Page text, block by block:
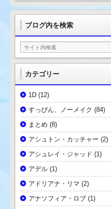
ブログ内を検索
カテゴリー
1D (12)
すっぴん、ノーメイク (84)
まとめ (8)
アシュトン・カッチャー (2)
アシュレイ・ジャッド (1)
アデル (1)
アドリアナ・リマ (2)
アナソフィア・ロブ (1)